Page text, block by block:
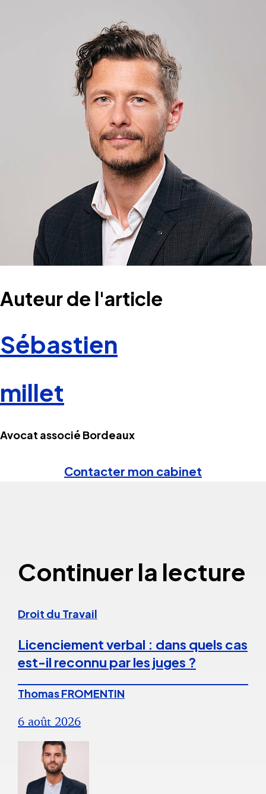
Auteur de l'article
Sébastien
millet
Avocat associé Bordeaux
Contacter mon cabinet
Continuer la lecture
Droit du Travail
Licenciement verbal : dans quels cas
est-il reconnu par les juges ?
Thomas FROMENTIN
6 août 2026